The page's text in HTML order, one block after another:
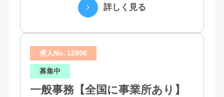
詳しく見る
求人No. 12856
募集中
一般事務【全国に事業所あり】